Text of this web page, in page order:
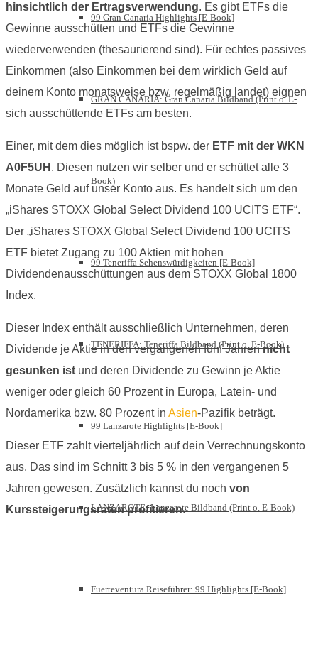
99 Gran Canaria Highlights [E-Book]
GRAN CANARIA: Gran Canaria Bildband (Print o. E-
Book)
99 Teneriffa Sehenswürdigkeiten [E-Book]
TENERIFFA: Teneriffa Bildband (Print o. E-Book)
99 Lanzarote Highlights [E-Book]
LANZAROTE: Lanzarote Bildband (Print o. E-Book)
Fuerteventura Reiseführer: 99 Highlights [E-Book]
hinsichtlich der Ertragsverwendung. Es gibt ETFs die
Gewinne ausschütten und ETFs die Gewinne
wiederverwenden (thesaurierend sind). Für echtes passives
Einkommen (also Einkommen bei dem wirklich Geld auf
deinem Konto monatsweise bzw. regelmäßig landet) eignen
sich ausschüttende ETFs am besten.
Einer, mit dem dies möglich ist bspw. der ETF mit der WKN
A0F5UH . Diesen nutzen wir selber und er schüttet alle 3
Monate Geld auf unser Konto aus. Es handelt sich um den
„iShares STOXX Global Select Dividend 100 UCITS ETF“.
Der „iShares STOXX Global Select Dividend 100 UCITS
ETF bietet Zugang zu 100 Aktien mit hohen
Dividendenausschüttungen aus dem STOXX Global 1800
Index.
Dieser Index enthält ausschließlich Unternehmen, deren
Dividende je Aktie in den vergangenen fünf Jahrennicht
gesunken ist und deren Dividende zu Gewinn je Aktie
weniger oder gleich 60 Prozent in Europa, Latein- und
Nordamerika bzw. 80 Prozent in Asien-Pazifik beträgt.
Dieser ETF zahlt vierteljährlich auf dein Verrechnungskonto
aus. Das sind im Schnitt 3 bis 5 % in den vergangenen 5
Jahren gewesen. Zusätzlich kannst du noch von
Kurssteigerungsraten profitieren.